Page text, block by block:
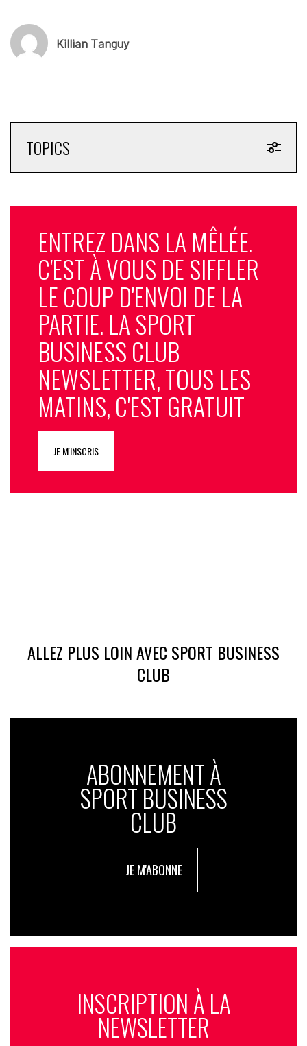
Killian Tanguy
TOPICS
ENTREZ DANS LA MÊLÉE.
C'EST À VOUS DE SIFFLER
LE COUP D'ENVOI DE LA
PARTIE. LA SPORT
BUSINESS CLUB
NEWSLETTER, TOUS LES
MATINS, C'EST GRATUIT
JE M'INSCRIS
ALLEZ PLUS LOIN AVEC SPORT BUSINESS
CLUB
ABONNEMENT À
SPORT BUSINESS
CLUB
JE M'ABONNE
INSCRIPTION À LA
NEWSLETTER